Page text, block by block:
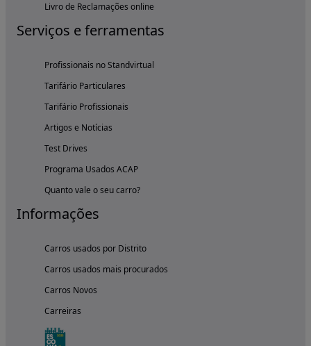
Livro de Reclamações online
Serviços e ferramentas
Profissionais no Standvirtual
Tarifário Particulares
Tarifário Profissionais
Artigos e Notícias
Test Drives
Programa Usados ACAP
Quanto vale o seu carro?
Informações
Carros usados por Distrito
Carros usados mais procurados
Carros Novos
Carreiras